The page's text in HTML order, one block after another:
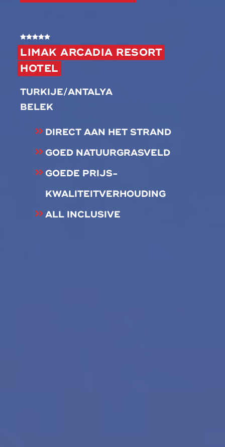
LIMAK ARCADIA RESORT
HOTEL
TURKIJE/ANTALYA
BELEK
DIRECT AAN HET STRAND
GOED NATUURGRASVELD
GOEDE PRIJS-
KWALITEITVERHOUDING
ALL INCLUSIVE